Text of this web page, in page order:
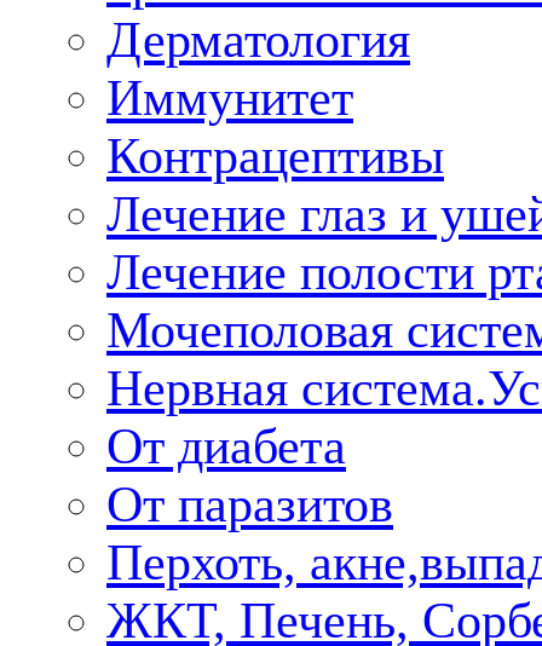
Дерматология
Иммунитет
Контрацептивы
Лечение глаз и
Лечение полости
Мочеполовая
Нервная
От диабета
От паразитов
Перхоть,
ЖКТ, Печень,